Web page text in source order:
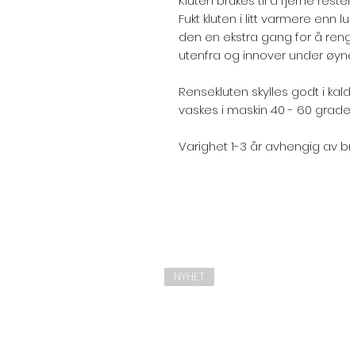
Fukt kluten i litt varmere enn
den en ekstra gang for å
utenfra og innover under
Rensekluten skylles godt i
vaskes i maskin 40 - 60
Varighet 1-3 år avhengig av
NYHET